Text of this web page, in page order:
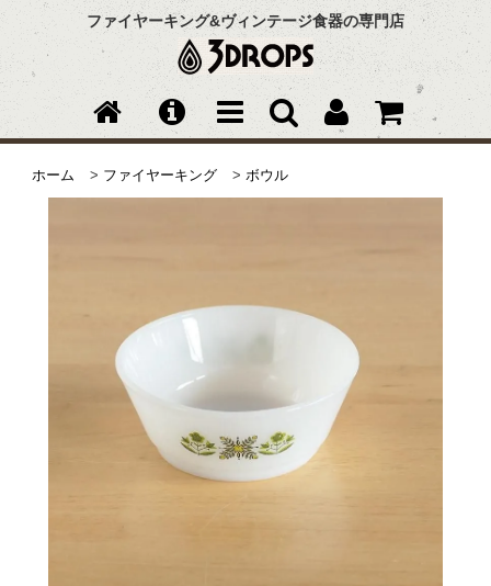
ファイヤーキング&ヴィンテージ食器の専門店
ホーム > ファイヤーキング >ボウル